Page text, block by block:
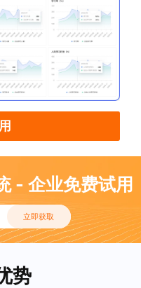
- 企业免费试用
立即获取
势